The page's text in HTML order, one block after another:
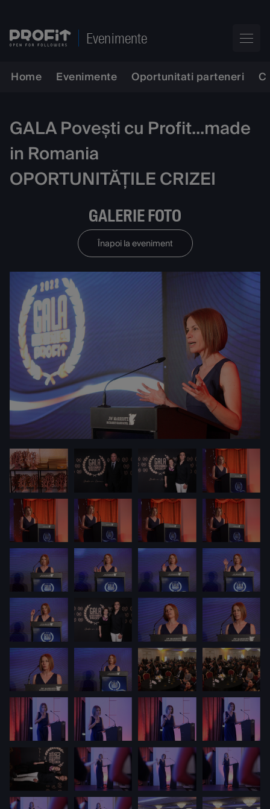
Evenimente
Home Evenimente Oportunitati parteneri
GALA Povești cu Profit...made
in Romania
OPORTUNITĂȚILE CRIZEI
GALERIE FOTO
Înapoi la eveniment